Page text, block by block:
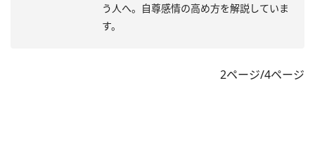
う人へ。自尊感情の高め方を解説していま
す。
2ページ/4ページ